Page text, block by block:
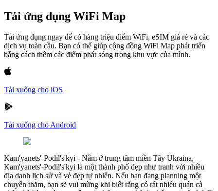
Tải ứng dụng WiFi Map
Tải ứng dụng ngay để có hàng triệu điểm WiFi, eSIM giá rẻ và các
dịch vụ toàn cầu. Bạn có thể giúp cộng đồng WiFi Map phát triển
bằng cách thêm các điểm phát sóng trong khu vực của mình.
Tải xuống cho iOS
Tải xuống cho Android
Kam'yanets'-Podil's'kyi - Nằm ở trung tâm miền Tây Ukraina,
Kam'yanets'-Podil's'kyi là một thành phố đẹp như tranh với nhiều
địa danh lịch sử và vẻ đẹp tự nhiên. Nếu bạn đang planning một
chuyến thăm, bạn sẽ vui mừng khi biết rằng có rất nhiều quán cà